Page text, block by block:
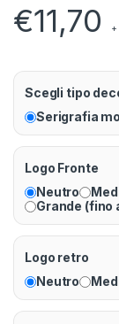
€11,70 +
Scegli tipo
Serigrafia
Logo Fronte
Neutro
Grande (fino
Logo retro
Neutro